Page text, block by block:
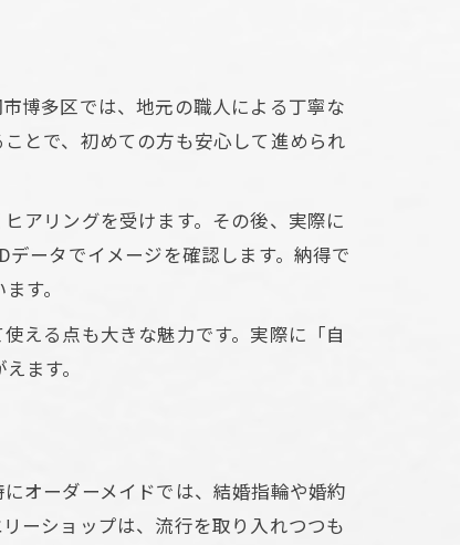
博多区では、地元の職人による丁寧な
とで、初めての方も安心して進められ
アリングを受けます。その後、実際に
ータでイメージを確認します。納得で
す。
える点も大きな魅力です。実際に「自
ます。
オーダーメイドでは、結婚指輪や婚約
ーショップは、流行を取り入れつつも